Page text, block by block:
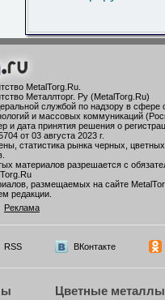
MetalTorg.Ru
Металлторг. Ру (MetalTorg.Ru)
службой по надзору в сфере
и массовых коммуникаций
и дата принятия решения о
от 03 августа 2023 г.
статистика рынка черных,
материалов разрешается с
размещаемых на сайте
редакции.
Реклама
RSS ВКонтакте
Цветные металлы